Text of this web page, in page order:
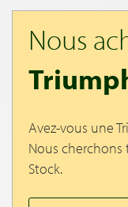
Nous
Avez-vous une
Nous
Stock.